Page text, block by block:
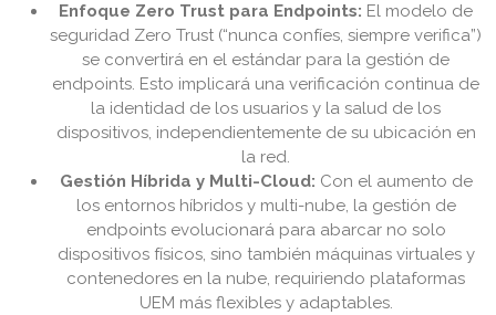
Enfoque Zero Trust para Endpoints: El modelo de
seguridad Zero Trust (“nunca confíes, siempre verifica”)
se convertirá en el estándar para la gestión de
endpoints. Esto implicará una verificación continua de
la identidad de los usuarios y la salud de los
dispositivos, independientemente de su ubicación en
la red.
Gestión Híbrida y Multi-Cloud: Con el aumento de
los entornos híbridos y multi-nube, la gestión de
endpoints evolucionará para abarcar no solo
dispositivos físicos, sino también máquinas virtuales y
contenedores en la nube, requiriendo plataformas
UEM más flexibles y adaptables.